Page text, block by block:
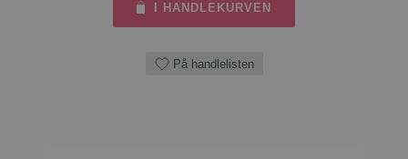
I HANDLEKURVEN
På handlelisten